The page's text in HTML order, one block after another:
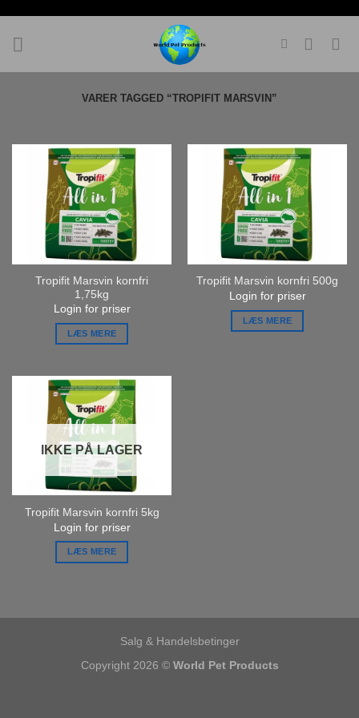
indhold
VARER TAGGED “TROPIFIT MARSVIN”
Tropifit Marsvin kornfri
1,75kg
Login for priser
LÆS MERE
Tropifit Marsvin kornfri 500g
Login for priser
LÆS MERE
IKKE PÅ LAGER
Tropifit Marsvin kornfri 5kg
Login for priser
LÆS MERE
Salg & Handelsbetinger
Copyright 2026 © World Pet Products